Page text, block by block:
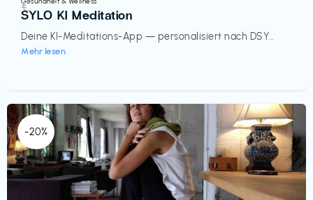
SYLO KI Meditation
Deine KI-Meditations-App — personalisiert nach DSY...
Mehr lesen
€‎
-20%